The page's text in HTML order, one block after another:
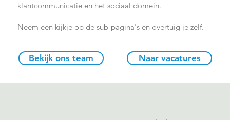
klantcommunicatie en het sociaal domein.
Neem een kijkje op de sub-pagina's en overtuig je zelf.
Bekijk ons team Naar vacatures